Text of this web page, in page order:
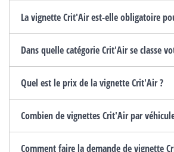
La vignette Crit'Air est-elle obligatoire
Dans quelle catégorie Crit'Air se classe
Quel est le prix de la vignette Crit'Air ?
Combien de vignettes Crit'Air par
Comment faire la demande de vignette